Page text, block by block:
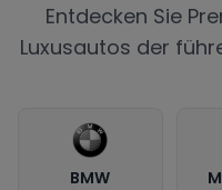
Entdecken Sie
Luxusautos der
BMW